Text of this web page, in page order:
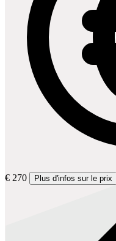
€ 270 Plus d'infos sur le prix